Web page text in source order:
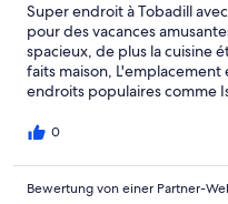
Super endroit à Tobadill
pour des vacances
spacieux, de plus la cuisine
faits maison,
endroits populaires comme
mais nous l'avons tout de
0
Bewertung von einer Partner-